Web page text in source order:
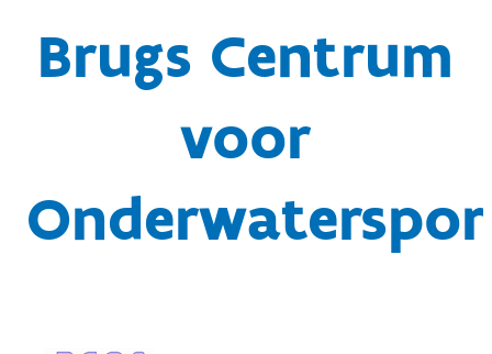
Brugs Centrum
voor